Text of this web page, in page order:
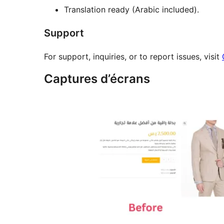
Translation ready (Arabic included).
Support
For support, inquiries, or to report issues, visit
Captures d’écrans